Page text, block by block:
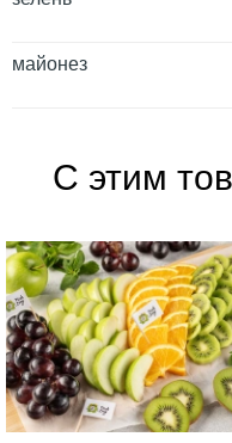
майонез
С этим